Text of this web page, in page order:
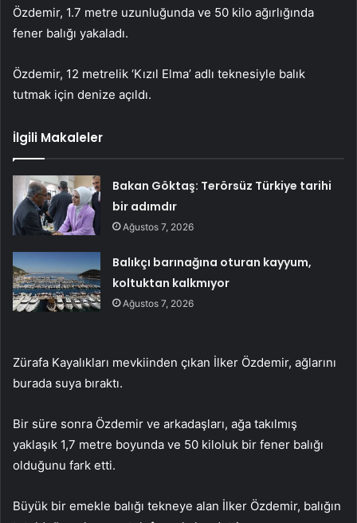
Özdemir, 1.7 metre uzunluğunda ve 50 kilo ağırlığında
fener balığı yakaladı.
Özdemir, 12 metrelik ‘Kızıl Elma’ adlı teknesiyle balık
tutmak için denize açıldı.
İlgili Makaleler
Bakan Göktaş: Terörsüz Türkiye tarihi
bir adımdır
Ağustos 7, 2026
Balıkçı barınağına oturan kayyum,
koltuktan kalkmıyor
Ağustos 7, 2026
Zürafa Kayalıkları mevkiinden çıkan İlker Özdemir, ağlarını
burada suya bıraktı.
Bir süre sonra Özdemir ve arkadaşları, ağa takılmış
yaklaşık 1,7 metre boyunda ve 50 kiloluk bir fener balığı
olduğunu fark etti.
Büyük bir emekle balığı tekneye alan İlker Özdemir, balığın